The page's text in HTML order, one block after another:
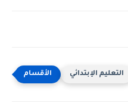
التعليم الإبتدائي